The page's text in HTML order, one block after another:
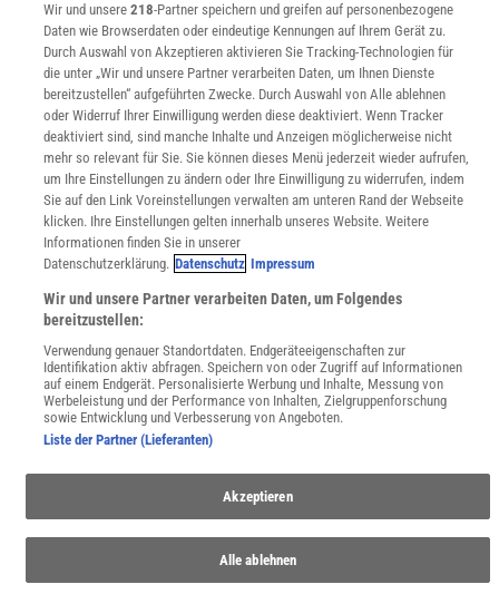
Lexika
Für Spektrum schreiben
Zugänglichkeitserklärung
WEBSEITEN
KielSCN
Wissenschaft in die Schulen
SciLogs
Uns finden Sie auch hier:
Wir und unsere218-Partner speichern und greifen auf personenbezogene
Daten wie Browserdaten oder eindeutige Kennungen auf Ihrem Gerät zu.
Durch Auswahl von Akzeptieren aktivieren Sie Tracking-Technologien für
die unter „Wir und unsere Partner verarbeiten Daten, um Ihnen Dienste
bereitzustellen“ aufgeführten Zwecke. Durch Auswahl von Alle ablehnen
oder Widerruf Ihrer Einwilligung werden diese deaktiviert. Wenn Tracker
deaktiviert sind, sind manche Inhalte und Anzeigen möglicherweise nicht
mehr so relevant für Sie. Sie können dieses Menü jederzeit wieder aufrufen,
um Ihre Einstellungen zu ändern oder Ihre Einwilligung zu widerrufen, indem
Sie auf den Link Voreinstellungen verwalten am unteren Rand der Webseite
klicken. Ihre Einstellungen gelten innerhalb unseres Website. Weitere
Informationen finden Sie in unserer
Datenschutzerklärung. Datenschutz Impressum
Wir und unsere Partner verarbeiten Daten, um Folgendes
bereitzustellen:
Verwendung genauer Standortdaten. Endgeräteeigenschaften zur
Identifikation aktiv abfragen. Speichern von oder Zugriff auf Informationen
auf einem Endgerät. Personalisierte Werbung und Inhalte, Messung von
Werbeleistung und der Performance von Inhalten, Zielgruppenforschung
sowie Entwicklung und Verbesserung von Angeboten.
Liste der Partner (Lieferanten)
Akzeptieren
Alle ablehnen